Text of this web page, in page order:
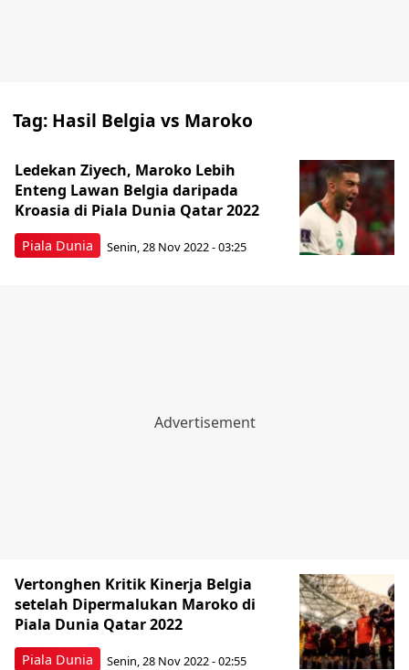
Tag: Hasil Belgia vs Maroko
Piala Dunia
Ledekan Ziyech, Maroko Lebih
Enteng Lawan Belgia daripada
Kroasia di Piala Dunia Qatar 2022
Senin, 28 Nov 2022 - 03:25
Piala Dunia
Vertonghen Kritik Kinerja Belgia
setelah Dipermalukan Maroko di
Piala Dunia Qatar 2022
Senin, 28 Nov 2022 - 02:55